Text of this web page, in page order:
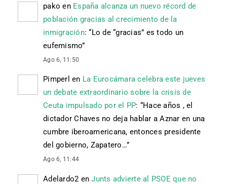
pako en España alcanza un nuevo récord de
población gracias al crecimiento de la
inmigración: “Lo de “gracias” es todo un
eufemismo”
Ago 6, 11:50
Pimperl en La Eurocámara celebra este jueves
un debate extraordinario sobre la crisis de
Ceuta impulsado por el PP: “Hace años , el
dictador Chaves no deja hablar a Aznar en una
cumbre iberoamericana, entonces presidente
del gobierno, Zapatero…”
Ago 6, 11:44
Adelardo2 enJunts advierte al PSOE que no